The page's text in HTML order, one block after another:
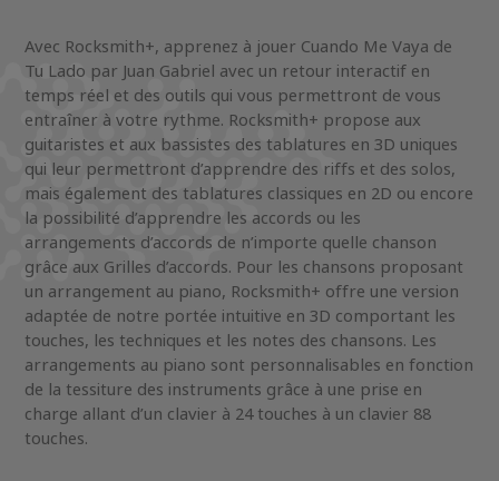
Avec Rocksmith+, apprenez à jouer Cuando Me Vaya de
Tu Lado par Juan Gabriel avec un retour interactif en
temps réel et des outils qui vous permettront de vous
entraîner à votre rythme. Rocksmith+ propose aux
guitaristes et aux bassistes des tablatures en 3D uniques
qui leur permettront d’apprendre des riffs et des solos,
mais également des tablatures classiques en 2D ou encore
la possibilité d’apprendre les accords ou les
arrangements d’accords de n’importe quelle chanson
grâce aux Grilles d’accords. Pour les chansons proposant
un arrangement au piano, Rocksmith+ offre une version
adaptée de notre portée intuitive en 3D comportant les
touches, les techniques et les notes des chansons. Les
arrangements au piano sont personnalisables en fonction
de la tessiture des instruments grâce à une prise en
charge allant d’un clavier à 24 touches à un clavier 88
touches.